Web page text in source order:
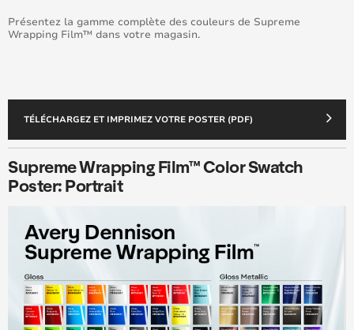
Présentez la gamme complète des couleurs de Supreme
Wrapping Film™ dans votre magasin.
TÉLÉCHARGEZ ET IMPRIMEZ VOTRE POSTER (PDF)
Supreme Wrapping Film™ Color Swatch
Poster: Portrait